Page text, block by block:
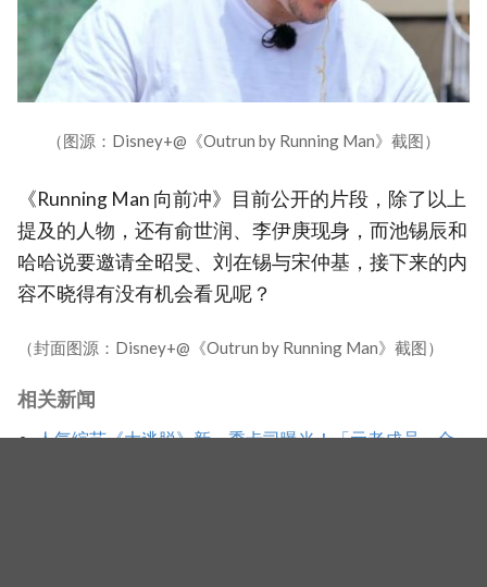
（图源：Disney+@《Outrun by Running Man》截图）
《Running Man 向前冲》目前公开的片段，除了以上
提及的人物，还有俞世润、李伊庚现身，而池锡辰和
哈哈说要邀请全昭旻、刘在锡与宋仲基，接下来的内
容不晓得有没有机会看见呢？
（封面图源：Disney+@《Outrun by Running Man》截图）
相关新闻
人气综艺《大逃脱》新一季卡司曝光！「元老成员」金